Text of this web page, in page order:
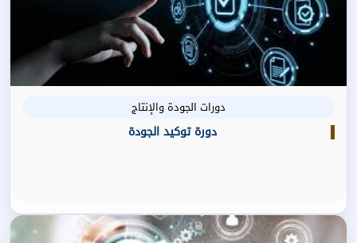
دورات الجودة والإنتاج
دورة توكيد الجودة